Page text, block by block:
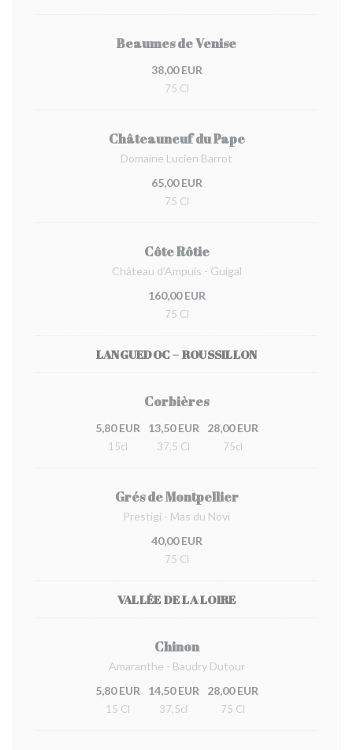
Beaumes de Venise
38,00 EUR
75 Cl
Châteauneuf du Pape
Domaine Lucien Barrot
65,00 EUR
75 Cl
Côte Rôtie
Château d’Ampuis - Guigal
160,00 EUR
75 Cl
LANGUEDOC – ROUSSILLON
Corbières
5,80 EUR
15cl
13,50 EUR
37,5 Cl
28,00 EUR
75cl
Grés de Montpellier
Prestigi - Mas du Novi
40,00 EUR
75 Cl
VALLÉE DE LA LOIRE
Chinon
Amaranthe - Baudry Dutour
5,80 EUR
15 Cl
14,50 EUR
37,5cl
28,00 EUR
75 Cl